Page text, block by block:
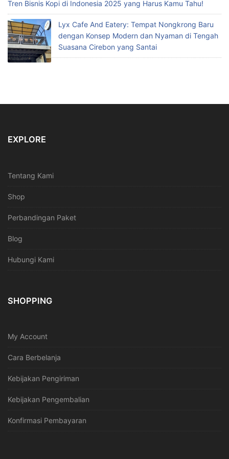
Tren Bisnis Kopi di Indonesia 2025 yang Harus Kamu Tahu!
Lyx Cafe And Eatery: Tempat Nongkrong Baru
dengan Konsep Modern dan Nyaman di Tengah
Suasana Cirebon yang Santai
EXPLORE
Tentang Kami
Shop
Perbandingan Paket
Blog
Hubungi Kami
SHOPPING
My Account
Cara Berbelanja
Kebijakan Pengiriman
Kebijakan Pengembalian
Konfirmasi Pembayaran